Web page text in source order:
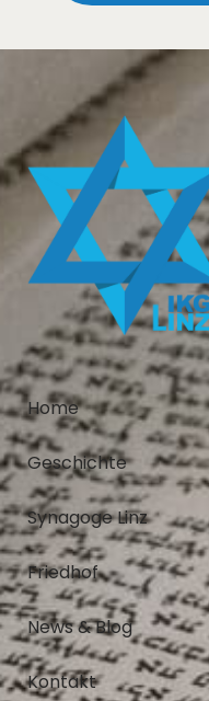
Home
Geschichte
Synagoge Linz
Friedhof
News & Blog
Kontakt